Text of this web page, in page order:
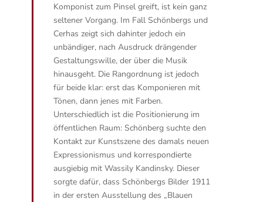
Komponist zum Pinsel greift, ist kein ganz
seltener Vorgang. Im Fall Schönbergs und
Cerhas zeigt sich dahinter jedoch ein
unbändiger, nach Ausdruck drängender
Gestaltungswille, der über die Musik
hinausgeht. Die Rangordnung ist jedoch
für beide klar: erst das Komponieren mit
Tönen, dann jenes mit Farben.
Unterschiedlich ist die Positionierung im
öffentlichen Raum: Schönberg suchte den
Kontakt zur Kunstszene des damals neuen
Expressionismus und korrespondierte
ausgiebig mit Wassily Kandinsky. Dieser
sorgte dafür, dass Schönbergs Bilder 1911
in der ersten Ausstellung des „Blauen